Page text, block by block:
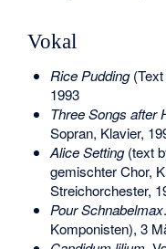
Vokal
Rice Pudding(Text
1993
Three Songs after
Sopran, Klavier,
Alice Setting(text
gemischter Chor,
Streichorchester,
Pour Schnabelmax.
Komponisten), 3